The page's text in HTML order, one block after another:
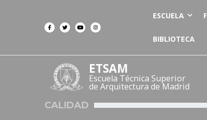
ESCUELA
BIBLIOTECA
ETSAM
Escuela Técnica Superior
de Arquitectura de Madrid
CALIDAD